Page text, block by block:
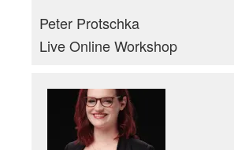
Peter Protschka
Live Online Workshop